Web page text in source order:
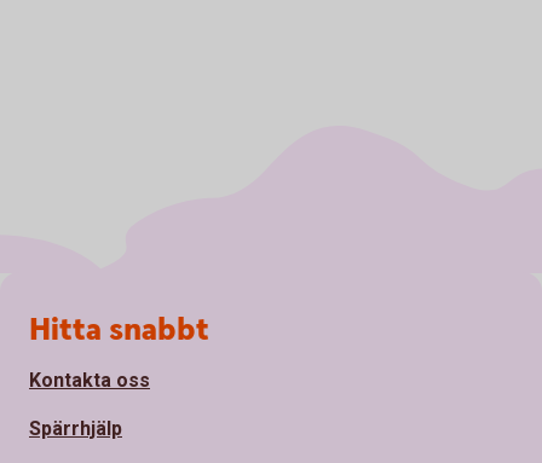
Sidfot
Hitta snabbt
Kontakta oss
Spärrhjälp